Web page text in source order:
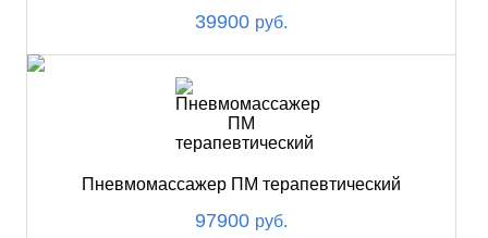
39900 руб.
Пневмомассажер ПМ терапевтический
97900 руб.